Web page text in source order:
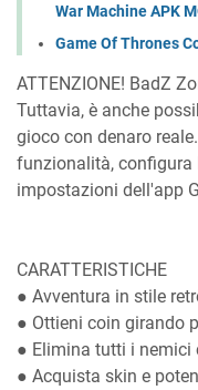
War Machine APK
Game Of Thrones
ATTENZIONE! BadZ
Tuttavia, è anche
gioco con denaro
funzionalità, configura
impostazioni dell'app
CARATTERISTICHE
● Avventura in stile
● Ottieni coin girando
● Elimina tutti i nemici
● Acquista skin e